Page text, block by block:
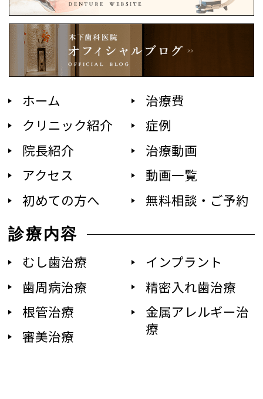
ホーム
クリニック紹介
院長紹介
アクセス
初めての方へ
治療費
症例
治療動画
動画一覧
無料相談・ご予約
診療内容
むし歯治療
歯周病治療
根管治療
審美治療
インプラント
精密入れ歯治療
金属アレルギー治
療